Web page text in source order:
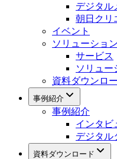
デジタル
朝日クリ
イベント
ソリューション
サービス
ソリュー
資料ダウンロ
事例紹介
事例紹介
インタビ
デジタル
資料ダウンロード